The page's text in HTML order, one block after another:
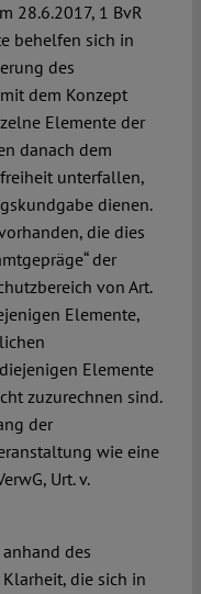
28.6.2017, 1 BvR
behelfen sich in
des
dem Konzept
Elemente der
danach dem
unterfallen,
dienen.
die dies
der
von Art.
Elemente,
Elemente
zuzurechnen sind.
der
wie eine
Urt. v.
des
die sich in